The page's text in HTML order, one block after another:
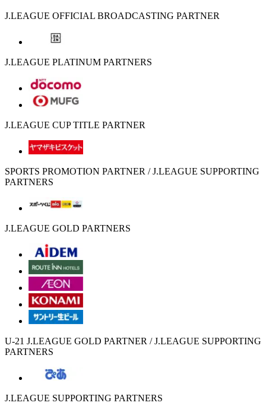
J.LEAGUE OFFICIAL BROADCASTING PARTNER
J.LEAGUE PLATINUM PARTNERS
J.LEAGUE CUP TITLE PARTNER
SPORTS PROMOTION PARTNER / J.LEAGUE SUPPORTING
PARTNERS
J.LEAGUE GOLD PARTNERS
U-21 J.LEAGUE GOLD PARTNER / J.LEAGUE SUPPORTING
PARTNERS
J.LEAGUE SUPPORTING PARTNERS